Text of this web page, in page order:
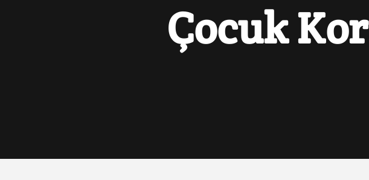
Çocuk